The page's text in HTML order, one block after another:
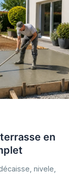
en
nivele,